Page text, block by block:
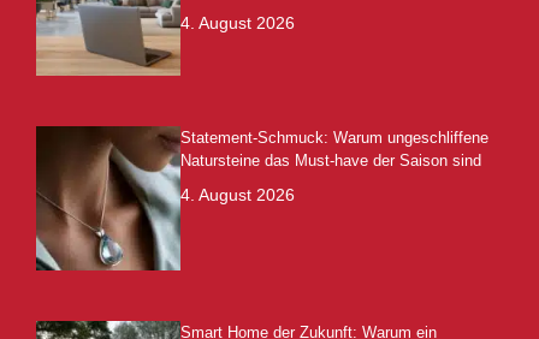
4. August 2026
Statement-Schmuck: Warum ungeschliffene
Natursteine das Must-have der Saison sind
4. August 2026
Smart Home der Zukunft: Warum ein